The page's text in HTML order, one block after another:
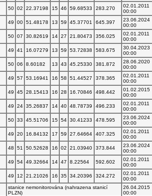
50 02 22.37198 15 46 59.68533 283.270
02.01.2011
00:00
49 00 51.48178 13 59 45.37701 645.397
23.06.2024
00:00
50 07 30.82619 14 27 21.80473 356.025
02.01.2011
00:00
49 41 16.07279 13 59 53.72838 583.675
30.04.2023
00:00
50 06 8.60182 13 43 45.25330 381.872
28.06.2020
00:00
49 57 53.16941 16 58 51.44527 378.365
02.01.2011
00:00
49 45 28.15413 16 28 16.70846 498.442
01.02.2015
00:00
49 24 35.26837 14 40 48.78739 496.233
02.01.2011
00:00
50 33 45.51706 15 54 30.41233 478.595
23.06.2024
00:00
49 20 16.84132 17 59 27.64664 407.325
02.01.2011
00:00
48 51 50.52628 16 02 21.03940 373.844
23.06.2024
00:00
49 54 49.32664 14 47 8.22564 592.602
02.01.2011
00:00
49 12 21.21026 16 35 34.20396 324.272
02.01.2011
00:00
stanice nemonitorována (nahrazena stanicí
PLZN)
26.04.2015
00:00